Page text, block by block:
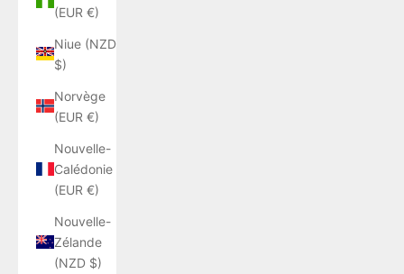
(EUR €)
Niue (NZD
$)
Norvège
(EUR €)
Nouvelle-
Calédonie
(EUR €)
Nouvelle-
Zélande
(NZD $)